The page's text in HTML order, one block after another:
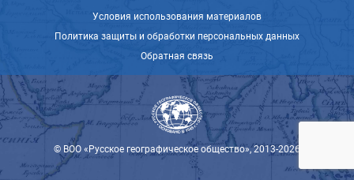
Условия использования материалов
Политика защиты и обработки персональных данных
Обратная связь
© ВОО «Русское географическое общество», 2013-2026